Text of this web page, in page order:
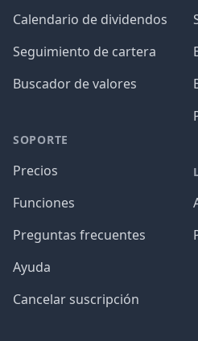
Calendario de dividendos
Seguimiento de cartera
Buscador de valores
SOPORTE
Precios
Funciones
Preguntas frecuentes
Ayuda
Cancelar suscripción